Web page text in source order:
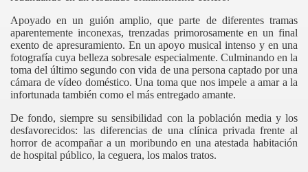
Apoyado en un guión amplio, que parte de diferentes tramas
aparentemente inconexas, trenzadas primorosamente en un final
exento de apresuramiento. En un apoyo musical intenso y en una
fotografía cuya belleza sobresale especialmente. Culminando en la
toma del último segundo con vida de una persona captado por una
cámara de vídeo doméstico. Una toma que nos impele a amar a la
infortunada también como el más entregado amante.
De fondo, siempre su sensibilidad con la población media y los
desfavorecidos: las diferencias de una clínica privada frente al
horror de acompañar a un moribundo en una atestada habitación
de hospital público, la ceguera, los malos tratos.